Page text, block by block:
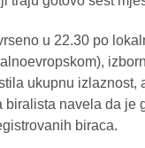
u 22.30 po
ukupnu izlaznost,
biralista navela da je
biraca.